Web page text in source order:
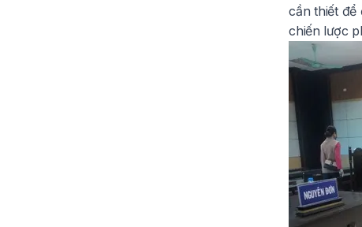
cần thiết để
chiến lược